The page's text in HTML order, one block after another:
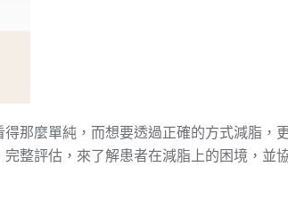
那麼單純，而想要透過正確的方式減脂，
整評估，來了解患者在減脂上的困境，並